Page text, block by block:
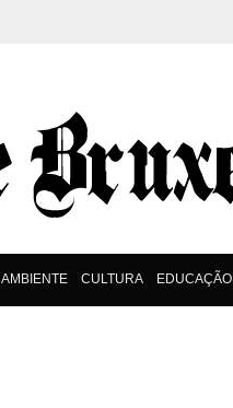
AMBIENTE CULTURA EDUCAÇÃO